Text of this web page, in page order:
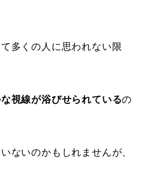
て多くの人に思われない限
視線が浴びせられているの
ないのかもしれませんが、